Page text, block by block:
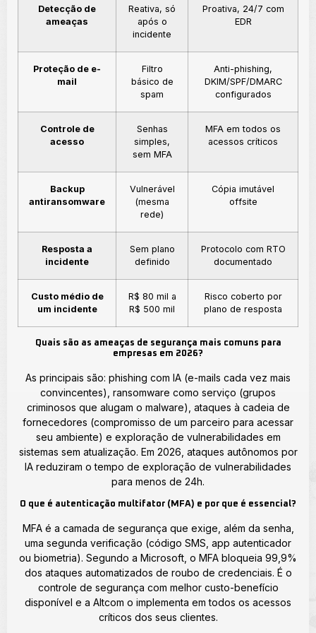
Detecção de
ameaças
Reativa, só
após o
incidente
Proativa, 24/7 com
EDR
Proteção de e-
mail
Filtro
básico de
spam
Anti-phishing,
DKIM/SPF/DMARC
configurados
Controle de
acesso
Senhas
simples,
sem MFA
MFA em todos os
acessos críticos
Backup
antiransomware
Vulnerável
(mesma
rede)
Cópia imutável
offsite
Resposta a
incidente
Sem plano
definido
Protocolo com RTO
documentado
Custo médio de
um incidente
R$ 80 mil a
R$ 500 mil
Risco coberto por
plano de resposta
Quais são as ameaças de segurança mais comuns para
empresas em 2026?
As principais são: phishing com IA (e-mails cada vez mais
convincentes), ransomware como serviço (grupos
criminosos que alugam o malware), ataques à cadeia de
fornecedores (compromisso de um parceiro para acessar
seu ambiente) e exploração de vulnerabilidades em
sistemas sem atualização. Em 2026, ataques autônomos por
IA reduziram o tempo de exploração de vulnerabilidades
para menos de 24h.
O que é autenticação multifator (MFA) e por que é essencial?
MFA é a camada de segurança que exige, além da senha,
uma segunda verificação (código SMS, app autenticador
ou biometria). Segundo a Microsoft, o MFA bloqueia 99,9%
dos ataques automatizados de roubo de credenciais. É o
controle de segurança com melhor custo-benefício
disponível e a Altcom o implementa em todos os acessos
críticos dos seus clientes.